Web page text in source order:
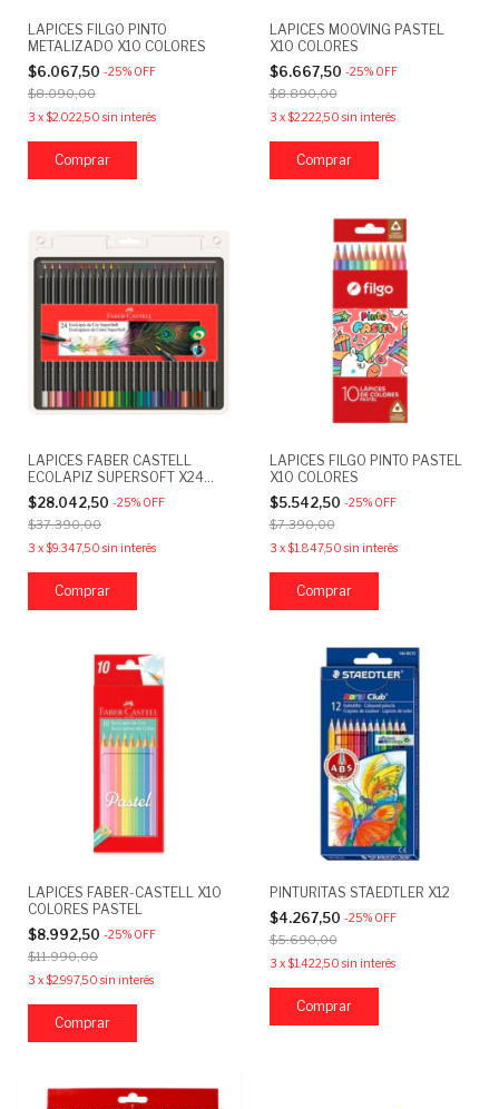
LAPICES FILGO PINTO
METALIZADO X10 COLORES
$6.067,50 -25% OFF
$8.090,00
3 x$2.022,50 sin interés
LAPICES MOOVING PASTEL
X10 COLORES
$6.667,50 -25% OFF
$8.890,00
3 x$2.222,50 sin interés
LAPICES FABER CASTELL
ECOLAPIZ SUPERSOFT X24
COLORES
$28.042,50 -25% OFF
$37.390,00
3 x$9.347,50 sin interés
LAPICES FILGO PINTO PASTEL
X10 COLORES
$5.542,50 -25% OFF
$7.390,00
3 x$1.847,50 sin interés
LAPICES FABER-CASTELL X10
COLORES PASTEL
$8.992,50 -25% OFF
$11.990,00
3 x$2.997,50 sin interés
PINTURITAS STAEDTLER X12
$4.267,50 -25% OFF
$5.690,00
3 x$1.422,50 sin interés